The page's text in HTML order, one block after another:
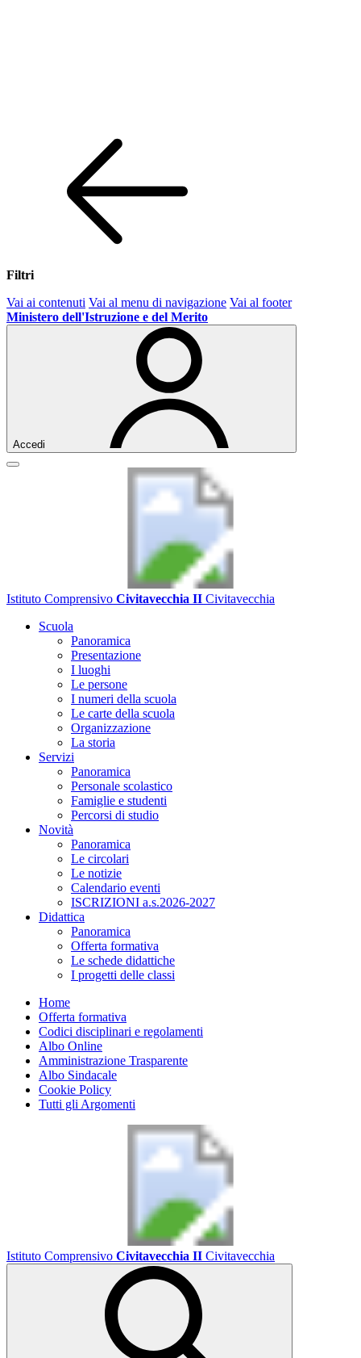
Filtri
Vai ai contenuti Vai al menu di navigazione Vai al footer
Ministero dell'Istruzione e del Merito
Accedi
Istituto Comprensivo Civitavecchia II Civitavecchia
Scuola
Panoramica
Presentazione
I luoghi
Le persone
I numeri della scuola
Le carte della scuola
Organizzazione
La storia
Servizi
Panoramica
Personale scolastico
Famiglie e studenti
Percorsi di studio
Novità
Panoramica
Le circolari
Le notizie
Calendario eventi
ISCRIZIONI a.s.2026-2027
Didattica
Panoramica
Offerta formativa
Le schede didattiche
I progetti delle classi
Home
Offerta formativa
Codici disciplinari e regolamenti
Albo Online
Amministrazione Trasparente
Albo Sindacale
Cookie Policy
Tutti gli Argomenti
Istituto Comprensivo Civitavecchia II Civitavecchia